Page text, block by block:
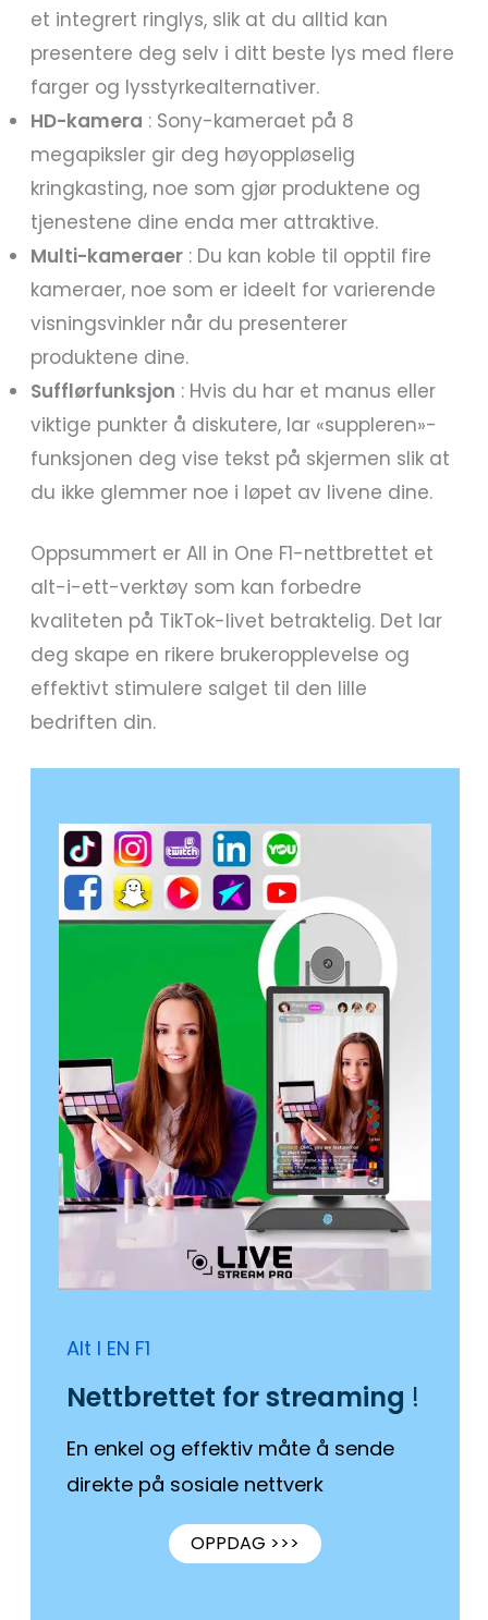
et integrert ringlys, slik at du alltid kan
presentere deg selv i ditt beste lys med flere
farger og lysstyrkealternativer.
HD-kamera : Sony-kameraet på 8
megapiksler gir deg høyoppløselig
kringkasting, noe som gjør produktene og
tjenestene dine enda mer attraktive.
Multi-kameraer : Du kan koble til opptil fire
kameraer, noe som er ideelt for varierende
visningsvinkler når du presenterer
produktene dine.
Sufflørfunksjon : Hvis du har et manus eller
viktige punkter å diskutere, lar «suppleren»-
funksjonen deg vise tekst på skjermen slik at
du ikke glemmer noe i løpet av livene dine.
Oppsummert er All in One F1-nettbrettet et
alt-i-ett-verktøy som kan forbedre
kvaliteten på TikTok-livet betraktelig. Det lar
deg skape en rikere brukeropplevelse og
effektivt stimulere salget til den lille
bedriften din.
Alt I EN F1
Nettbrettet for streaming !
En enkel og effektiv måte å sende
direkte på sosiale nettverk
OPPDAG >>>